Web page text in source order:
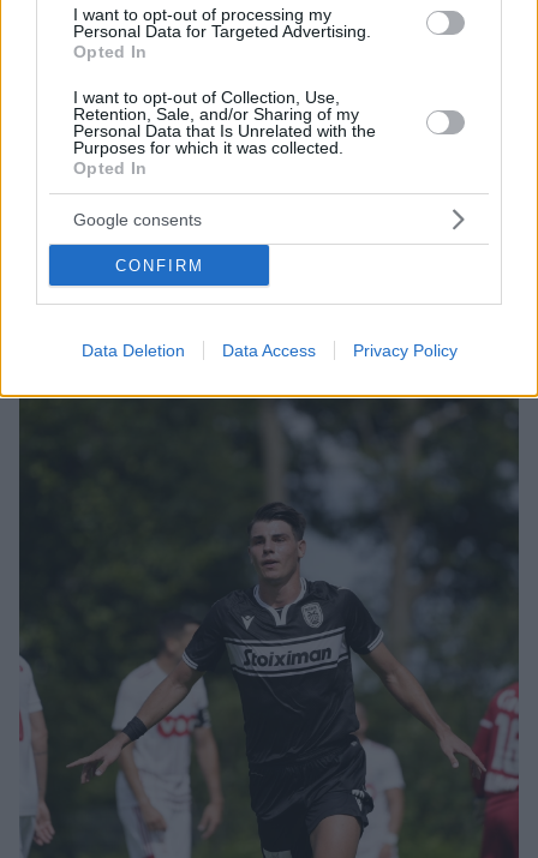
I want to opt-out of processing my
Personal Data for Targeted Advertising.
Opted In
I want to opt-out of Collection, Use,
Retention, Sale, and/or Sharing of my
Personal Data that Is Unrelated with the
Purposes for which it was collected.
Opted In
Google consents
CONFIRM
Data Deletion Data Access Privacy Policy
Ο Ολυμπιακός στέλνει δανεικό στη Σταντάρ Λιέγης τον
Ζινκερνάγκελ
Αν και επισήμως δεν υπάρχει κάποια ανακοίνωση, ο
Ολυμπιακός στέλνει τον Δανό μέσο δανεικό ως το